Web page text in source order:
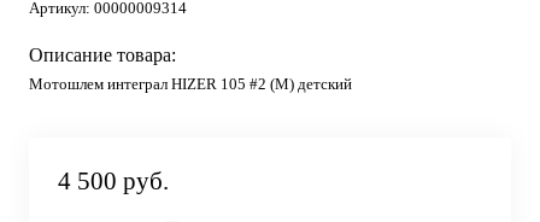
Артикул: 00000009314
Описание товара:
Мотошлем интеграл HIZER 105 #2 (M) детский
4 500 руб.